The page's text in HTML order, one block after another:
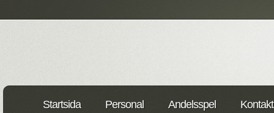
Startsida Personal Andelsspel